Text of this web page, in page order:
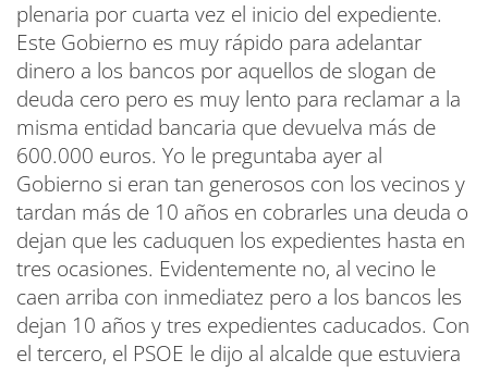
plenaria por cuarta vez el inicio del expediente.
Este Gobierno es muy rápido para adelantar
dinero a los bancos por aquellos de slogan de
deuda cero pero es muy lento para reclamar a la
misma entidad bancaria que devuelva más de
600.000 euros. Yo le preguntaba ayer al
Gobierno si eran tan generosos con los vecinos y
tardan más de 10 años en cobrarles una deuda o
dejan que les caduquen los expedientes hasta en
tres ocasiones. Evidentemente no, al vecino le
caen arriba con inmediatez pero a los bancos les
dejan 10 años y tres expedientes caducados. Con
el tercero, el PSOE le dijo al alcalde que estuviera